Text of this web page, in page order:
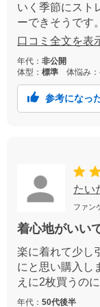
いく季節にスト
ーできそうです
胸がきついです
口コミ全文を表
年代： 非公開
体型： 標準 体悩み：
参考になっ
たい
ファン
着心地がいい
楽に着れて少し
にと思い購入し
えに2枚買うの
年代： 50代後半